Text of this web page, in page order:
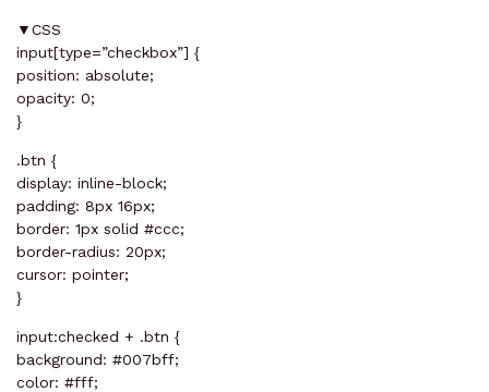
▼CSS
input[type=”checkbox”] {
position: absolute;
opacity: 0;
}
.btn {
display: inline-block;
padding: 8px 16px;
border: 1px solid #ccc;
border-radius: 20px;
cursor: pointer;
}
input:checked + .btn {
background: #007bff;
color: #fff;